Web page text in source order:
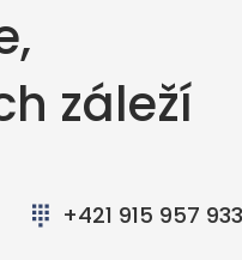
záleží
+421 915 957 933